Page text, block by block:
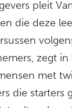
pleit
die deze
zegt in
met
die starters